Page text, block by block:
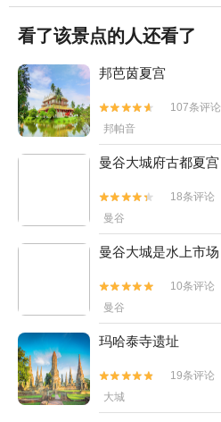
看了该景点的人还看了
邦芭茵夏宫


107条评论
邦帕音
曼谷大城府古都夏宫


18条评论
曼谷
曼谷大城是水上市场


10条评论
曼谷
玛哈泰寺遗址


19条评论
大城